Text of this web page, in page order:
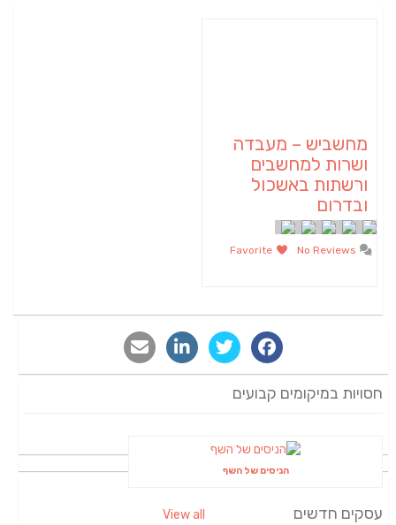
מחשביש – מעבדה
ושרות למחשבים
ורשתות באשכול
ובדרום
חסויות במיקומים קבועים
הניסים של השף
עסקים חדשים View all